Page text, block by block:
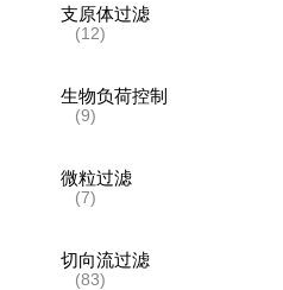
支原体过滤
(12)
生物负荷控制
(9)
微粒过滤
(7)
切向流过滤
(83)